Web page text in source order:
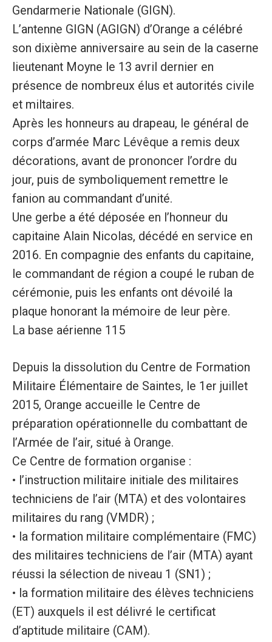
Gendarmerie Nationale (GIGN).
L’antenne GIGN (AGIGN) d’Orange a célébré
son dixième anniversaire au sein de la caserne
lieutenant Moyne le 13 avril dernier en
présence de nombreux élus et autorités civile
et miltaires.
Après les honneurs au drapeau, le général de
corps d’armée Marc Lévêque a remis deux
décorations, avant de prononcer l’ordre du
jour, puis de symboliquement remettre le
fanion au commandant d’unité.
Une gerbe a été déposée en l’honneur du
capitaine Alain Nicolas, décédé en service en
2016. En compagnie des enfants du capitaine,
le commandant de région a coupé le ruban de
cérémonie, puis les enfants ont dévoilé la
plaque honorant la mémoire de leur père.
La base aérienne 115
Depuis la dissolution du Centre de Formation
Militaire Élémentaire de Saintes, le 1er juillet
2015, Orange accueille le Centre de
préparation opérationnelle du combattant de
l’Armée de l’air, situé à Orange.
Ce Centre de formation organise :
• l’instruction militaire initiale des militaires
techniciens de l’air (MTA) et des volontaires
militaires du rang (VMDR) ;
• la formation militaire complémentaire (FMC)
des militaires techniciens de l’air (MTA) ayant
réussi la sélection de niveau 1 (SN1) ;
• la formation militaire des élèves techniciens
(ET) auxquels il est délivré le certificat
d’aptitude militaire (CAM).